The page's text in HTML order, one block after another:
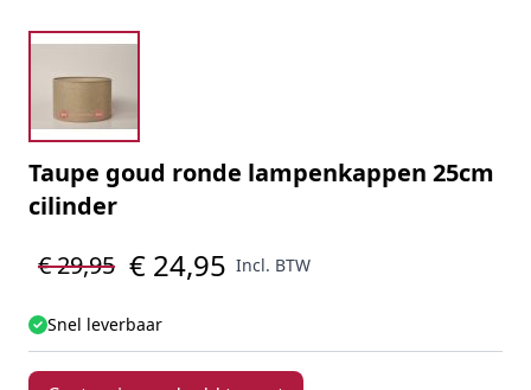
Taupe goud ronde lampenkappen 25cm
cilinder
€ 29,95 € 24,95 Incl. BTW
Snel leverbaar